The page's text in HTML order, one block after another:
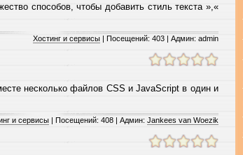
способов, чтобы добавить стиль текста »,«
Хостинг и сервисы | Посещений: 403 | Админ: admin
несколько файлов CSS и JavaScript в один и
и сервисы | Посещений: 408 | Админ: Jankees van Woezik